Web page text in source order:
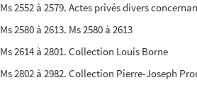
Ms 2552 à 2579. Actes privés divers
Ms 2580 à 2613. Ms 2580 à 2613
Ms 2614 à 2801. Collection Louis Borne
Ms 2802 à 2982. Collection Pierre-Joseph